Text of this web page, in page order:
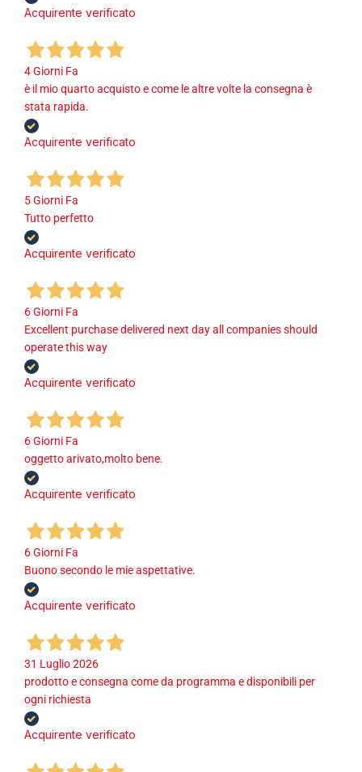
Acquirente verificato
4 Giorni Fa
è il mio quarto acquisto e come le altre volte la consegna è
stata rapida.
Acquirente verificato
5 Giorni Fa
Tutto perfetto
Acquirente verificato
6 Giorni Fa
Excellent purchase delivered next day all companies should
operate this way
Acquirente verificato
6 Giorni Fa
oggetto arivato,molto bene.
Acquirente verificato
6 Giorni Fa
Buono secondo le mie aspettative.
Acquirente verificato
31 Luglio 2026
prodotto e consegna come da programma e disponibili per
ogni richiesta
Acquirente verificato